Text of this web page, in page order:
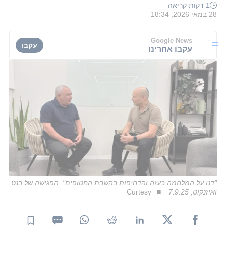
1 דקות קריאה
28 במאי 2026, 18:34
Google News
עקבו אחרינו עקבו
"דנו על המלחמה בעזה והדחיפות בהשבת החטופים": הפגישה של בנט
ואיזנקוט, 7.9.25
Curtesy